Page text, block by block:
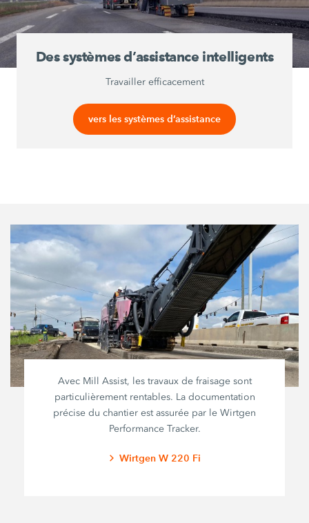
Des systèmes d’assistance intelligents
Travailler efficacement
vers les systèmes d’assistance
Avec Mill Assist, les travaux de fraisage sont
particulièrement rentables. La documentation
précise du chantier est assurée par le Wirtgen
Performance Tracker.
Wirtgen W 220 Fi